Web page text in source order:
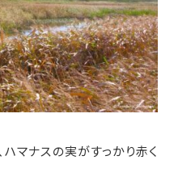
マナスの実がすっかり赤く